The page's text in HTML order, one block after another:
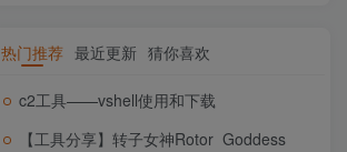
热门推荐 最近更新 猜你喜欢
c2工具——vshell使用和下载
【工具分享】转子女神Rotor_Goddess